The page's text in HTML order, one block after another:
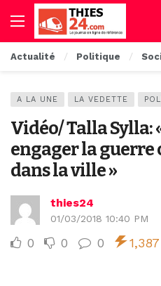
Actualité Politique
A LA UNE LA VEDETTE
Vidéo/ Talla Sylla:
engager la guerre
dans la ville »
thies24
01/03/2018 10:40 PM
0 0 0 1,387